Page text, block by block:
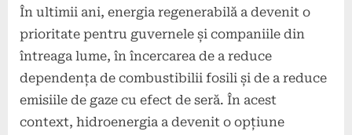
În ultimii ani, energia regenerabilă a devenit o
prioritate pentru guvernele și companiile din
întreaga lume, în încercarea de a reduce
dependența de combustibilii fosili și de a reduce
emisiile de gaze cu efect de seră. În acest
context, hidroenergia a devenit o opțiune